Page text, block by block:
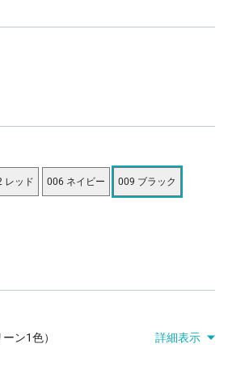
レッド 006 ネイビー 009 ブラック
ン1色） 詳細表示